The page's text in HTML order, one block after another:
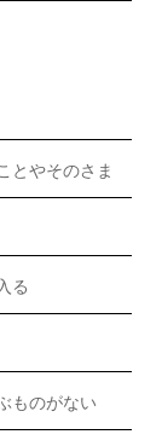
とやそのさま
る
ものがない